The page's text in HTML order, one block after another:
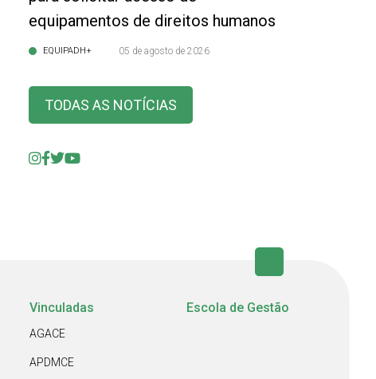
equipamentos de direitos humanos
EQUIPADH+ 05 de agosto de 2026
TODAS AS NOTÍCIAS
Vinculadas
AGACE
APDMCE
Escola de Gestão